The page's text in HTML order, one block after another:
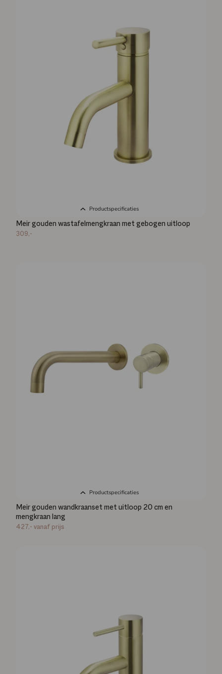
Productspecificaties
Meir gouden wastafelmengkraan met gebogen uitloop
309,-
Productspecificaties
Meir gouden wandkraanset met uitloop 20 cm en
mengkraan lang
427,- vanaf prijs